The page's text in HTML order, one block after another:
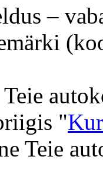
–
"
Teie